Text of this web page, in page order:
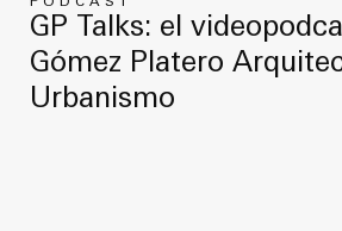
GP Talks: el
Gómez Platero
Urbanismo